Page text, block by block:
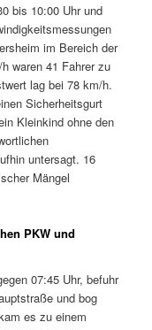
bis 10:00 Uhr und
im Bereich der
waren 41 Fahrer zu
lag bei 78 km/h.
Sicherheitsgurt
Kleinkind ohne den
untersagt. 16
Mängel
PKW und
07:45 Uhr, befuhr
und bog
es zu einem